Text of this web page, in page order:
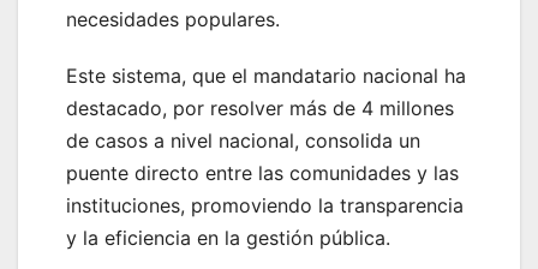
necesidades populares.
Este sistema, que el mandatario nacional ha
destacado, por resolver más de 4 millones
de casos a nivel nacional, consolida un
puente directo entre las comunidades y las
instituciones, promoviendo la transparencia
y la eficiencia en la gestión pública.